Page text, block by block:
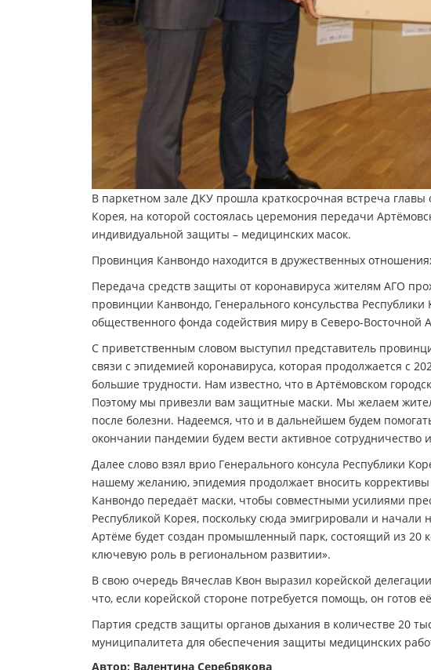
В паркетном зале ДКУ прошла краткосрочная встреча главы
Корея, на которой состоялась церемония передачи
индивидуальной защиты – медицинских масок.
Провинция Канвондо находится в дружественных
Передача средств защиты от коронавируса жителям АГО
провинции Канвондо, Генерального консульства
общественного фонда содействия миру в Северо-Восточной
С приветственным словом выступил представитель
связи с эпидемией коронавируса, которая продолжается с
большие трудности. Нам известно, что в Артёмовском
Поэтому мы привезли вам защитные маски. Мы желаем
после болезни. Надеемся, что и в дальнейшем будем
окончании пандемии будем вести активное сотрудничество
Далее слово взял врио Генерального консула Республики
нашему желанию, эпидемия продолжает вносить
Канвондо передаёт маски, чтобы совместными усилиями
Республикой Корея, поскольку сюда эмигрировали и
Артёме будет создан промышленный парк, состоящий из 20
ключевую роль в региональном развитии».
В свою очередь Вячеслав Квон выразил корейской
что, если корейской стороне потребуется помощь, он готов
Партия средств защиты органов дыхания в количестве 20
муниципалитета для обеспечения защиты медицинских
Автор: Валентина Серебрякова